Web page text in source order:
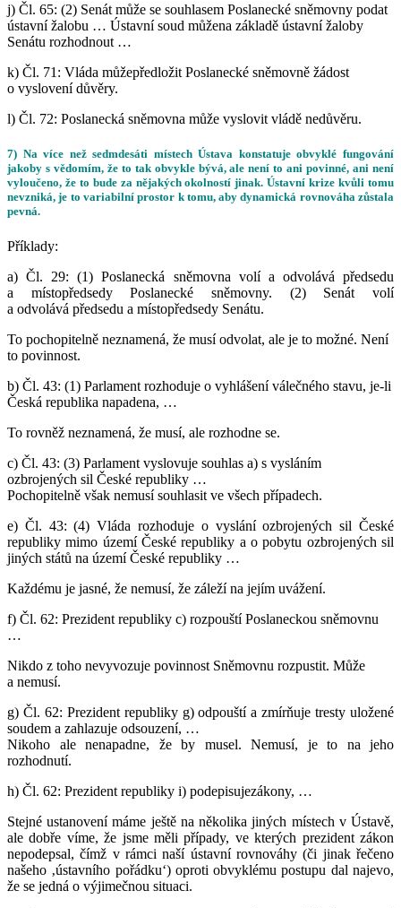
j) Čl. 65: (2) Senát může se souhlasem Poslanecké sněmovny podat
ústavní žalobu … Ústavní soud můžena základě ústavní žaloby
Senátu rozhodnout …
k) Čl. 71: Vláda můžepředložit Poslanecké sněmovně žádost
o vyslovení důvěry.
l) Čl. 72: Poslanecká sněmovna může vyslovit vládě nedůvěru.
7) Na více než sedmdesáti místech Ústava konstatuje obvyklé fungování
jakoby s vědomím, že to tak obvykle bývá, ale není to ani povinné, ani není
vyloučeno, že to bude za nějakých okolností jinak. Ústavní krize kvůli tomu
nevzniká, je to variabilní prostor k tomu, aby dynamická rovnováha zůstala
pevná.
Příklady:
a) Čl. 29:
(1) Poslanecká sněmovna volí a odvolává předsedu
a místopředsedy Poslanecké sněmovny. (2) Senát volí
a odvolává předsedu a místopředsedy Senátu.
To pochopitelně neznamená, že musí odvolat, ale je to možné. Není
to povinnost.
b) Čl. 43: (1) Parlament rozhoduje o vyhlášení válečného stavu, je-li
Česká republika napadena, …
To rovněž neznamená, že musí, ale rozhodne se.
c) Čl. 43: (3) Parlament vyslovuje souhlas a) s vysláním
ozbrojených sil České republiky …
Pochopitelně však nemusí souhlasit ve všech případech.
e) Čl. 43:(4) Vládarozhoduje o vyslání ozbrojených sil České
republiky mimo území České republiky a o pobytu ozbrojených sil
jiných států na území České republiky …
Každému je jasné, že nemusí, že záleží na jejím uvážení.
f) Čl. 62: Prezident republiky c) rozpouštíPoslaneckou sněmovnu
…
Nikdo z toho nevyvozuje povinnost Sněmovnu rozpustit. Může
a nemusí.
g) Čl. 62: Prezident republiky g)odpouštíazmírňuje tresty uložené
soudem a zahlazuje odsouzení, …
Nikoho ale nenapadne, že by musel. Nemusí, je to na jeho
rozhodnutí.
h) Čl. 62: Prezident republiky i) podepisujezákony, …
Stejné ustanovení máme ještě na několika jiných místech v Ústavě,
ale dobře víme, že jsme měli případy, ve kterých prezident zákon
nepodepsal, čímž v rámci naší ústavní rovnováhy (či jinak řečeno
našeho ‚ústavního pořádku‘) oproti obvyklému postupu dal najevo,
že se jedná o výjimečnou situaci.